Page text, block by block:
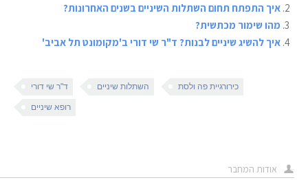
איך התפתח תחום השתלות השיניים בשנים האחרונות?
מהו שימור מכתשית?
איך להשיג שיניים לבנות? ד"ר שי דורי ב'מקומונט תל אביב'
ד"ר שי דורי השתלות שיניים כירורגיית פה ולסת
רופא שיניים
אודות המחבר